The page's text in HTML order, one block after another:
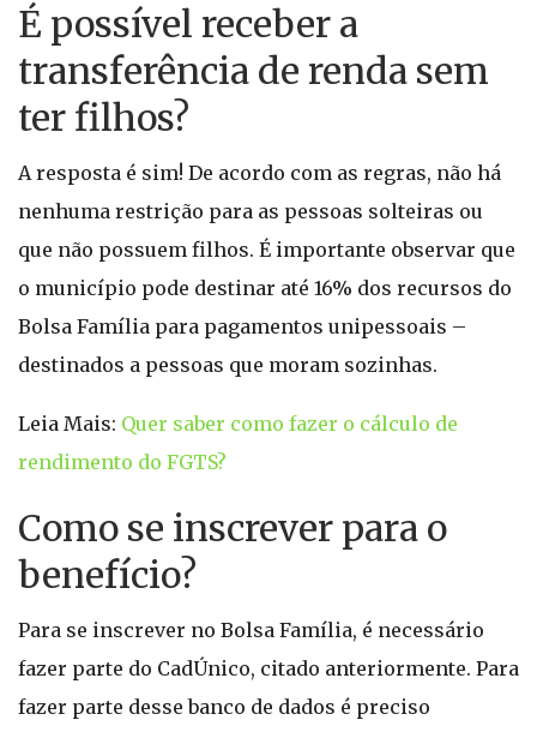
É possível receber a
transferência de renda sem
ter filhos?
A resposta é sim! De acordo com as regras, não há
nenhuma restrição para as pessoas solteiras ou
que não possuem filhos. É importante observar que
o município pode destinar até 16% dos recursos do
Bolsa Família para pagamentos unipessoais –
destinados a pessoas que moram sozinhas.
Leia Mais: Quer saber como fazer o cálculo de
rendimento do FGTS?
Como se inscrever para o
benefício?
Para se inscrever no Bolsa Família, é necessário
fazer parte do CadÚnico, citado anteriormente. Para
fazer parte desse banco de dados é preciso